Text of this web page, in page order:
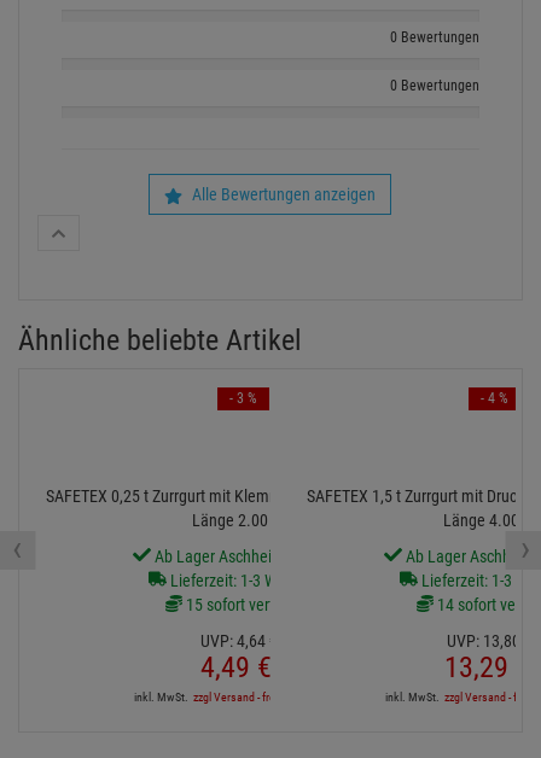
0 Bewertungen
0 Bewertungen
Alle Bewertungen anzeigen
Ähnliche beliebte Artikel
SAFETEX 0,25 t Zurrgurt mit Klemmschloss 25 mm 1-teilig
Länge 2.00 m
Ab Lager Aschheim lieferbar
Lieferzeit: 1-3 Werktage
15 sofort verfügbar
UVP:4,64 €
4,49 €
inkl. MwSt. zzgl Versand - frei ab 90,-€ in DE
- 3 %
SAFETEX 1,5 t Zurrgurt mit
Länge 4.00 m
Ab Lager
Lieferzeit: 1-3
14 sofort
UVP: 13,80
13,29
inkl. MwSt. zzgl Versand - frei
- 4 %
‹ ›